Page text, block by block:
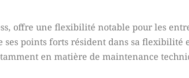
offre une flexibilité notable pour les
points forts résident dans sa flexibilité
en matière de maintenance